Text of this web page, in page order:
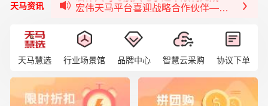
天马资讯
宏伟天马与网易严选达成品牌合作
天马慧选 行业场景馆 品牌中心 智慧云采购 协议下单